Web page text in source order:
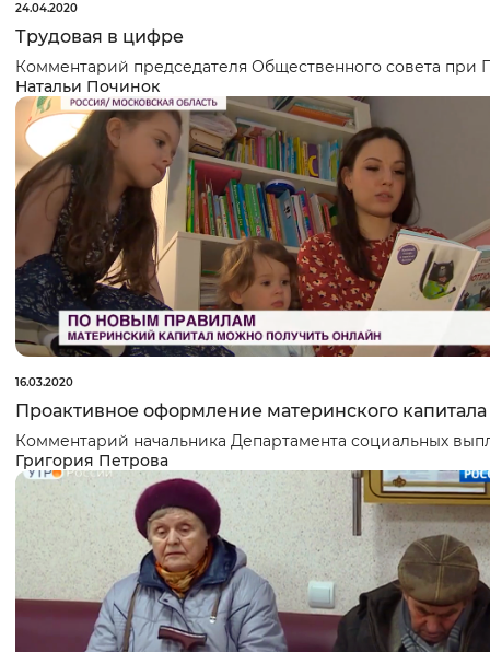
24.04.2020
Трудовая в цифре
Комментарий председателя Общественного совета при
Натальи Починок
16.03.2020
Проактивное оформление материнского капитала
Комментарий начальника Департамента социальных
Григория Петрова